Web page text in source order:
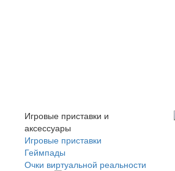
Игровые приставки и
аксессуары
Игровые приставки
Геймпады
Очки виртуальной реальности